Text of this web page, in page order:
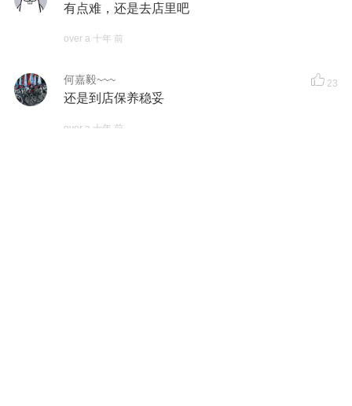
有点难，还是去店里吧
over a 十年 前
何嘉毅~~~ 23
还是到店保养稳妥
over a 十年 前